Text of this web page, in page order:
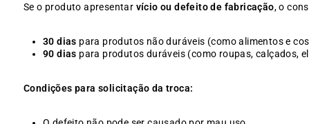
Se o produto apresentar vício ou defeito de fabricação, o
30 dias para produtos não duráveis (como alimentos e
90 dias para produtos duráveis (como roupas, calçados,
Condições para solicitação da troca: